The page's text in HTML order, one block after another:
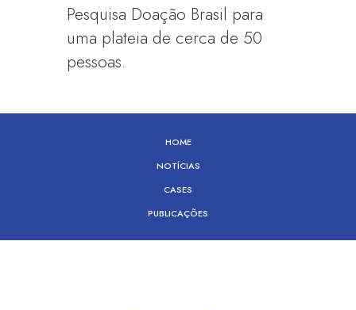
Pesquisa Doação Brasil para
uma plateia de cerca de 50
pessoas.
HOME
NOTÍCIAS
CASES
PUBLICAÇÕES